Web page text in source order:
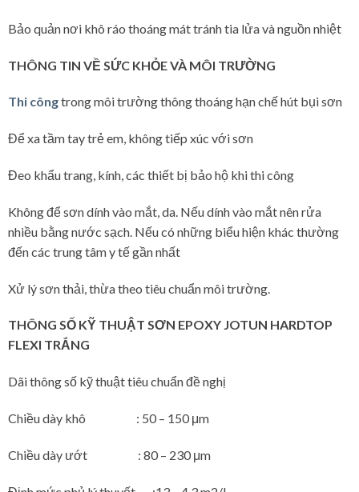
Bảo quản nơi khô ráo thoáng mát tránh tia lửa và nguồn nhiệt
THÔNG TIN VỀ SỨC KHỎE VÀ MÔI TRƯỜNG
Thi côngtrong môi trường thông thoáng hạn chế hút bụi sơn
Để xa tầm tay trẻ em, không tiếp xúc với sơn
Đeo khẩu trang, kính, các thiết bị bảo hộ khi thi công
Không để sơn dính vào mắt, da. Nếu dính vào mắt nên rửa
nhiều bằng nước sạch. Nếu có những biểu hiện khác thường
đến các trung tâm y tế gần nhất
Xử lý sơn thải, thừa theo tiêu chuẩn môi trường.
THÔNG SỐ KỸ THUẬT SƠN EPOXY JOTUN HARDTOP
FLEXI TRẮNG
Dãi thông số kỹ thuật tiêu chuẩn đề nghị
Chiều dày khô : 50 – 150 μm
Chiều dày ướt : 80 – 230 μm